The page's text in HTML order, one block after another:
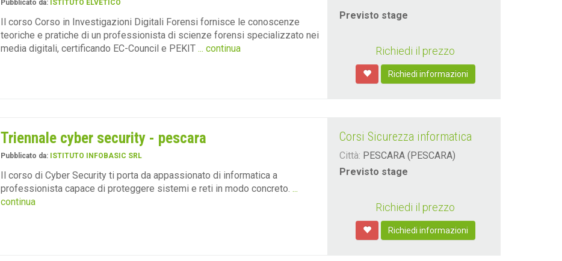
Pubblicato da: ISTITUTO ELVETICO
Il corso Corso in Investigazioni Digitali Forensi fornisce le conoscenze
teoriche e pratiche di un professionista di scienze forensi specializzato nei
media digitali, certificando EC-Council e PEKIT ... continua
Previsto stage
Richiedi il prezzo
Richiedi informazioni
Triennale cyber security - pescara
Pubblicato da: ISTITUTO INFOBASIC SRL
Il corso di Cyber Security ti porta da appassionato di informatica a
professionista capace di proteggere sistemi e reti in modo concreto. ...
continua
Corsi Sicurezza informatica
Città: PESCARA (PESCARA)
Previsto stage
Richiedi il prezzo
Richiedi informazioni